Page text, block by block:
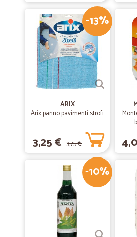
Puntualità e precisione!
Puntualità e precisione!
—Alfredo C.
ok tutto bene
tutto ok!
Veloci, professionali e larga disponibilità di
-13%
ARIX
Arix panno pavimenti strofi
3,25 € 3,75 €
-10%